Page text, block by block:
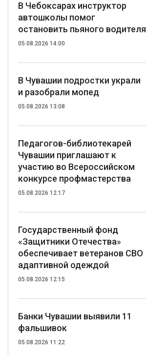
В Чебоксарах инструктор
автошколы помог
остановить пьяного водителя
05.08.2026 14:00
В Чувашии подростки украли
и разобрали мопед
05.08.2026 13:08
Педагогов-библиотекарей
Чувашии приглашают к
участию во Всероссийском
конкурсе профмастерства
05.08.2026 12:17
Государственный фонд
«Защитники Отечества»
обеспечивает ветеранов СВО
адаптивной одеждой
05.08.2026 12:15
Банки Чувашии выявили 11
фальшивок
05.08.2026 11:22